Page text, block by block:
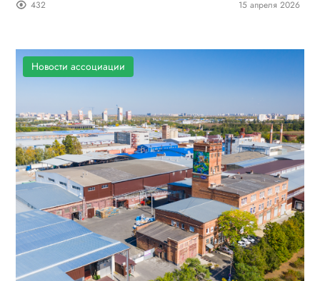
432 15 апреля 2026
Новости ассоциации